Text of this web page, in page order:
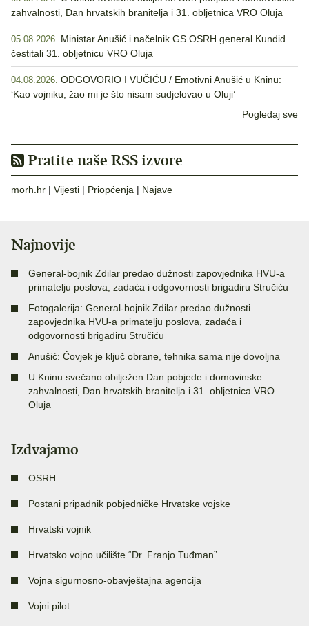
zahvalnosti, Dan hrvatskih branitelja i 31. obljetnica VRO Oluja
05.08.2026. Ministar Anušić i načelnik GS OSRH general Kundid
čestitali 31. obljetnicu VRO Oluja
04.08.2026. ODGOVORIO I VUČIĆU / Emotivni Anušić u Kninu:
‘Kao vojniku, žao mi je što nisam sudjelovao u Oluji’
Pogledaj sve
Pratite naše RSS izvore
morh.hr | Vijesti | Priopćenja | Najave
Najnovije
General-bojnik Zdilar predao dužnosti zapovjednika HVU-a
primatelju poslova, zadaća i odgovornosti brigadiru Stručiću
Fotogalerija: General-bojnik Zdilar predao dužnosti
zapovjednika HVU-a primatelju poslova, zadaća i
odgovornosti brigadiru Stručiću
Anušić: Čovjek je ključ obrane, tehnika sama nije dovoljna
U Kninu svečano obilježen Dan pobjede i domovinske
zahvalnosti, Dan hrvatskih branitelja i 31. obljetnica VRO
Oluja
Izdvajamo
OSRH
Postani pripadnik pobjedničke Hrvatske vojske
Hrvatski vojnik
Hrvatsko vojno učilište “Dr. Franjo Tuđman”
Vojna sigurnosno-obavještajna agencija
Vojni pilot